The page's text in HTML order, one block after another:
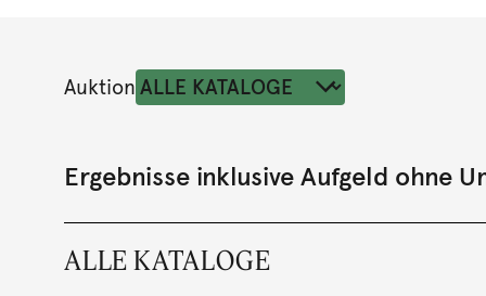
Auktion
Ergebnisse inklusive Aufgeld ohne
ALLE KATALOGE